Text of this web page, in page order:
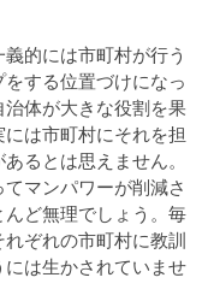
的には市町村が行う
する位置づけになっ
体が大きな役割を果
は市町村にそれを担
るとは思えません。
マンパワーが削減さ
ど無理でしょう。毎
ぞれの市町村に教訓
は生かされていませ